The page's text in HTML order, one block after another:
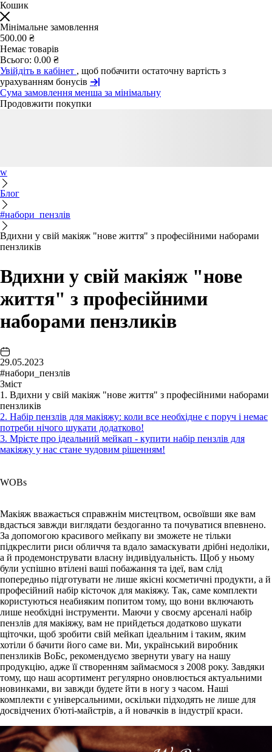
Кошик
Мінімальне замовлення
500.00 ₴
Немає товарів
Всього: 0.00 ₴
Увійдіть в кабінет , щоб побачити остаточну вартість з
урахуванням бонусів
Сума замовлення менша за мінімальну
Продовжити покупки
w
Блог
#набори_пензлів
Вдихни у свій макіяж "нове життя" з професійними наборами
пензликів
Вдихни у свій макіяж "нове
життя" з професійними
наборами пензликів
29.05.2023
#набори_пензлів
Зміст
1. Вдихни у свій макіяж "нове життя" з професійними наборами
пензликів
2. Набір пензлів для макіяжу: коли все необхідне є поруч і немає
потреби нічого шукати додатково!
3. Мрієте про ідеальний мейкап - купити набір пензлів для
макіяжу у нас стане чудовим рішенням!
WOBs
Макіяж вважається справжнім мистецтвом, освоївши яке вам
вдасться завжди виглядати бездоганно та почуватися впевнено.
За допомогою красивого мейкапу ви зможете не тільки
підкреслити риси обличчя та вдало замаскувати дрібні недоліки,
а й продемонструвати власну індивідуальність. Щоб у ньому
були успішно втілені ваші побажання та ідеї, вам слід
попередньо підготувати не лише якісні косметичні продукти, а й
професійний набір кісточок для макіяжу. Так, саме комплекти
користуються неабияким попитом тому, що вони включають
лише необхідні інструменти. Маючи у своєму арсеналі набір
пензлів для макіяжу, вам не прийдеться додатково шукати
щіточки, щоб зробити свій мейкап ідеальним і таким, яким
хотіли б бачити його саме ви. Ми, український виробник
пензликів ВоБс, рекомендуємо звернути увагу на нашу
продукцію, адже її створенням займаємося з 2008 року. Завдяки
тому, що наш асортимент регулярно оновлюється актуальними
новинками, ви завжди будете йти в ногу з часом. Наші
комплекти є універсальними, оскільки підходять не лише для
досвідчених б'юті-майстрів, а й новачків в індустрії краси.